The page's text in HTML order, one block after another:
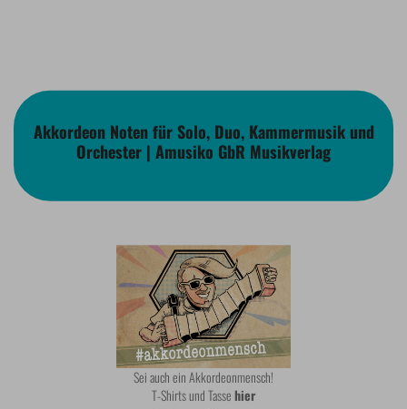
Akkordeon Noten für Solo, Duo, Kammermusik und
Orchester | Amusiko GbR Musikverlag
Sei auch ein Akkordeonmensch!
T-Shirts und Tassehier